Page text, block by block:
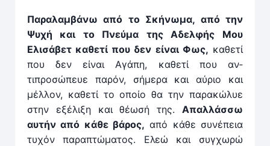
Παραλαμβάνω από το Σκήνωμα, από την
Ψυχή και το Πνεύμα της Αδελφής Μου
Ελισάβετ καθετί που δεν είναι Φως, καθετί
που δεν είναι Αγάπη, καθετί που αν­
τιπροσώπευε παρόν, σήμερα και αύριο και
μέλλον, καθετί το οποίο θα την παρακώλυε
στην εξέλιξη και θέωσή της. Απαλλάσσω
αυτήν από κάθε βάρος, από κάθε συνέπεια
τυχόν παρα­πτώματος. Ελεώ και συγχωρώ